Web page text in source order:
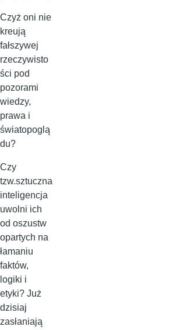
Czyż oni nie
kreują
fałszywej
rzeczywisto
ści pod
pozorami
wiedzy,
prawa i
światopoglą
du?
Czy
tzw.sztuczna
inteligencja
uwolni ich
od oszustw
opartych na
łamaniu
faktów,
logiki i
etyki? Już
dzisiaj
zasłaniają